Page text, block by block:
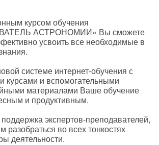
курсом обучения
АСТРОНОМИИ» Вы сможете
усвоить все необходимые в
системе интернет-обучения с
курсами и вспомогательными
материалами Ваше обучение
и продуктивным.
экспертов-преподавателей,
разобраться во всех тонкостях
деятельности.